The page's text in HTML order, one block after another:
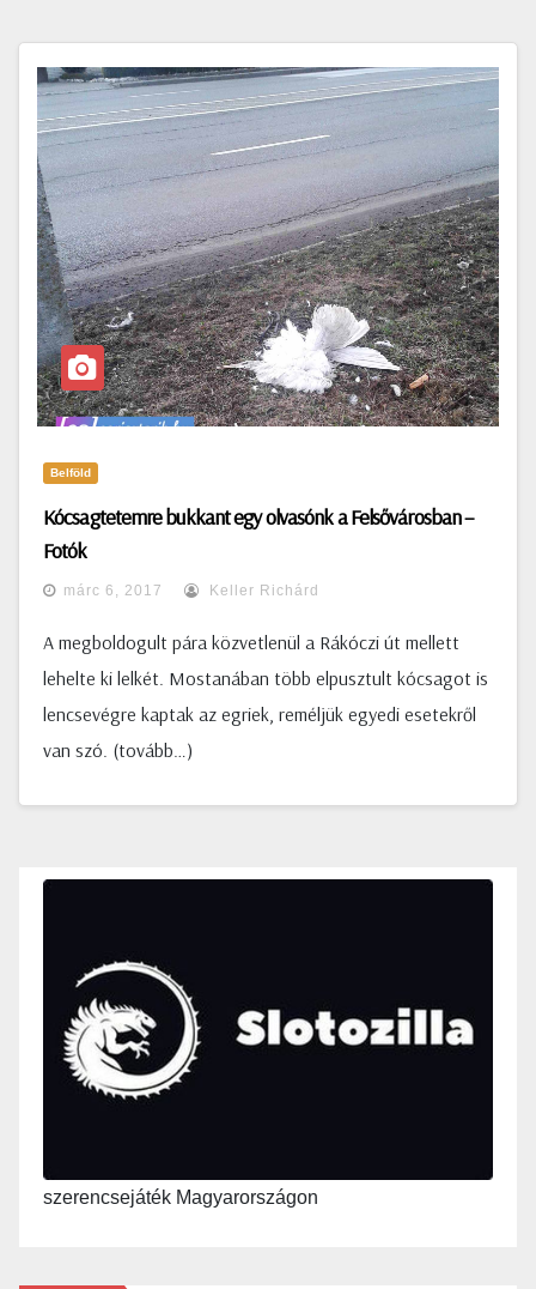
Belföld
Kócsagtetemre bukkant egy olvasónk a Felsővárosban –
Fotók
márc 6, 2017 Keller Richárd
A megboldogult pára közvetlenül a Rákóczi út mellett
lehelte ki lelkét. Mostanában több elpusztult kócsagot is
lencsevégre kaptak az egriek, reméljük egyedi esetekről
van szó. (tovább…)
szerencsejáték Magyarországon